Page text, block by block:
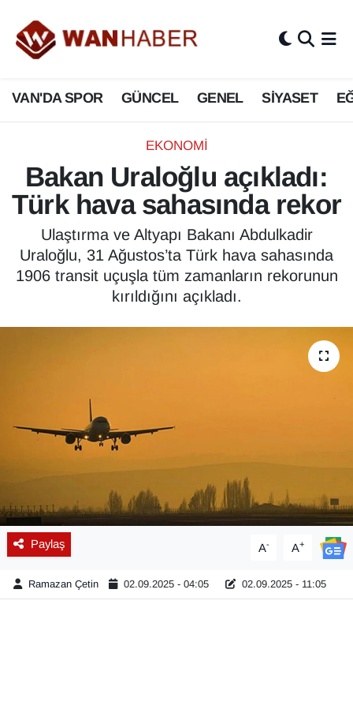
VAN'DA SPOR GÜNCEL GENEL SİYASET
EKONOMİ
Bakan Uraloğlu açıkladı:
Türk hava sahasında rekor
Ulaştırma ve Altyapı Bakanı Abdulkadir
Uraloğlu, 31 Ağustos’ta Türk hava sahasında
1906 transit uçuşla tüm zamanların rekorunun
kırıldığını açıkladı.
Paylaş A- A+
Ramazan Çetin 02.09.2025 - 04:05 02.09.2025 - 11:05
3.SAYFA
ASAYİŞ
BİLİM VE TEKNOLOJİ
Biyografi
ÇEVRE
DÜNYA
EĞİTİM
EKONOMİ
Eleman
Emlak
Van Nöbetçi Eczaneler
Van Hava Durumu
Van Namaz Vakitleri
Van Trafik Yoğunluk Haritası
Tüm Manşetler
Son Dakika Haberleri